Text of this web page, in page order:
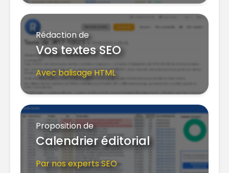
Rédaction de
Vos textes SEO
Avec balisage HTML
Proposition de
Calendrier éditorial
Par nos experts SEO